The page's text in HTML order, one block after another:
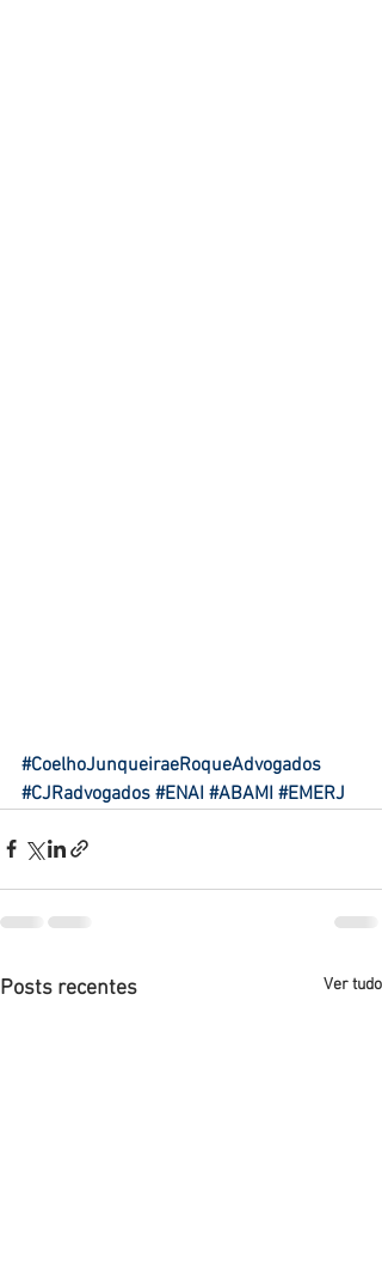
#CoelhoJunqueiraeRoqueAdvogados
#CJRadvogados #ENAI #ABAMI #EMERJ
Posts recentes Ver tudo